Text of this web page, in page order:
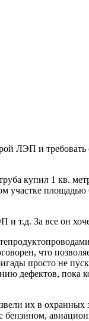
ЛЭП и
купил 1 кв.
участке площадью
т.д. За все он
что
просто не
дефектов, пока
их в охранных
с бензином,